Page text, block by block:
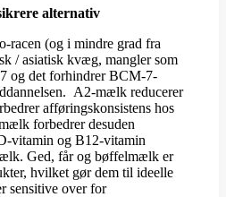
alternativ
racen (og i mindre grad fra
/ asiatisk kvæg, mangler som
og det forhindrer BCM-7-
A2-mælk reducerer
afføringskonsistens hos
forbedrer desuden
vitamin og B12-vitamin
Ged, får og bøffelmælk er
hvilket gør dem til ideelle
sensitive over for